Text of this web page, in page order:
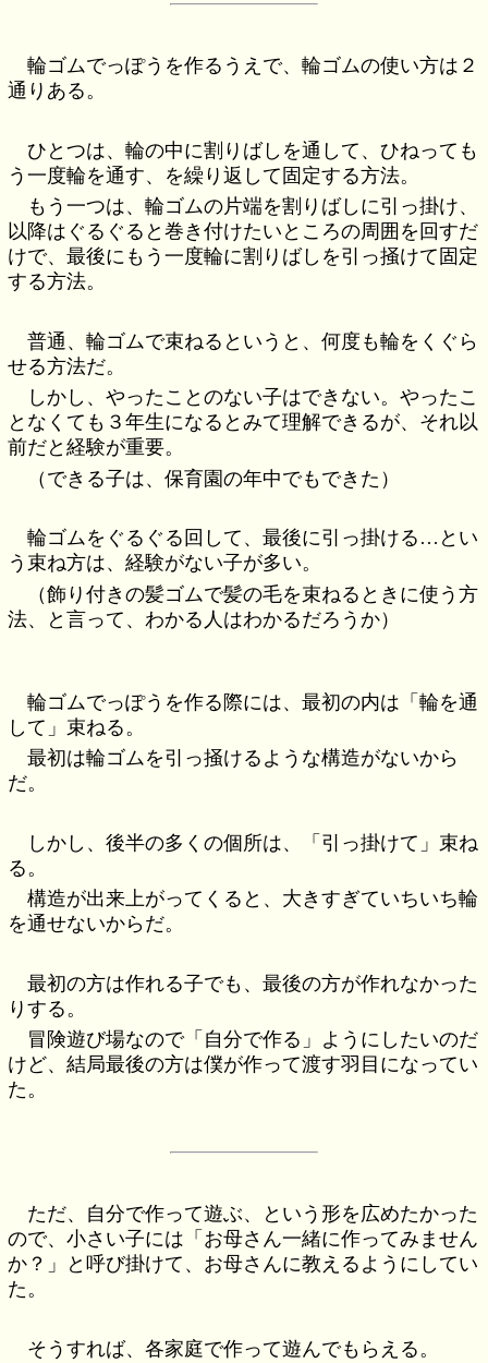
輪ゴムでっぽうを作るうえで、輪ゴムの使い方は２
通りある。
ひとつは、輪の中に割りばしを通して、ひねっても
う一度輪を通す、を繰り返して固定する方法。
もう一つは、輪ゴムの片端を割りばしに引っ掛け、
以降はぐるぐると巻き付けたいところの周囲を回すだ
けで、最後にもう一度輪に割りばしを引っ掻けて固定
する方法。
普通、輪ゴムで束ねるというと、何度も輪をくぐら
せる方法だ。
しかし、やったことのない子はできない。やったこ
となくても３年生になるとみて理解できるが、それ以
前だと経験が重要。
（できる子は、保育園の年中でもできた）
輪ゴムをぐるぐる回して、最後に引っ掛ける…とい
う束ね方は、経験がない子が多い。
（飾り付きの髪ゴムで髪の毛を束ねるときに使う方
法、と言って、わかる人はわかるだろうか）
輪ゴムでっぽうを作る際には、最初の内は「輪を通
して」束ねる。
最初は輪ゴムを引っ掻けるような構造がないから
だ。
しかし、後半の多くの個所は、「引っ掛けて」束ね
る。
構造が出来上がってくると、大きすぎていちいち輪
を通せないからだ。
最初の方は作れる子でも、最後の方が作れなかった
りする。
冒険遊び場なので「自分で作る」ようにしたいのだ
けど、結局最後の方は僕が作って渡す羽目になってい
た。
ただ、自分で作って遊ぶ、という形を広めたかった
ので、小さい子には「お母さん一緒に作ってみません
か？」と呼び掛けて、お母さんに教えるようにしてい
た。
そうすれば、各家庭で作って遊んでもらえる。